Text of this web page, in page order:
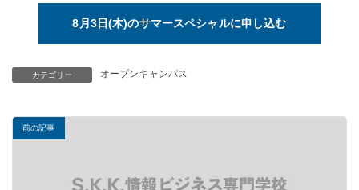
8月3日(木)のサマースペシャルに申し込む
カテゴリー オープンキャンパス
前の記事